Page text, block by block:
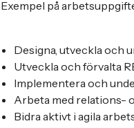
Exempel på
Designa, utveckla och
Utveckla och förvalta
Implementera och
Arbeta med relations-
Bidra aktivt i agila